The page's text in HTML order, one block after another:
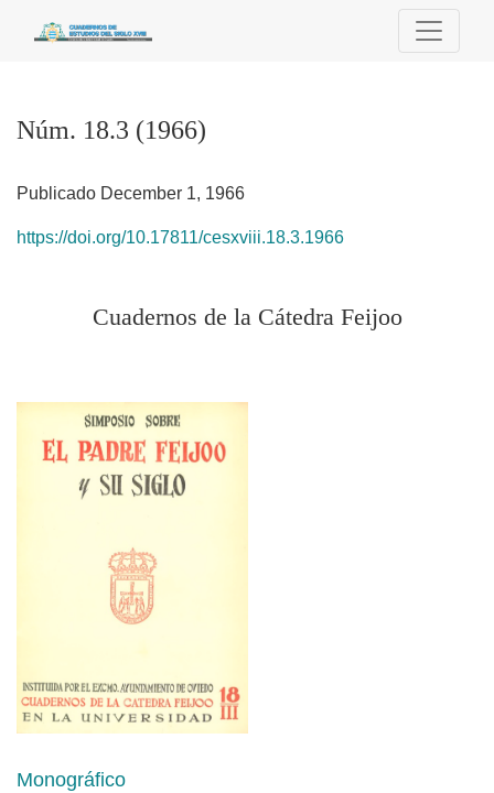
Núm. 18.3 (1966): Cuadernos de la Cátedra Feijoo
Núm. 18.3 (1966)
Publicado December 1, 1966
https://doi.org/10.17811/cesxviii.18.3.1966
Cuadernos de la Cátedra Feijoo
Monográfico